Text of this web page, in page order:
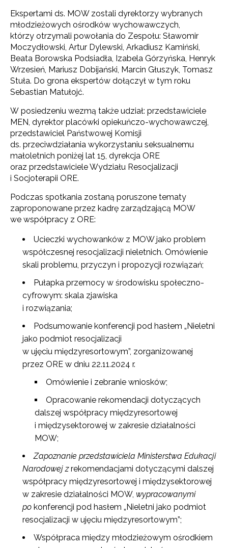
Ekspertami ds. MOW zostali dyrektorzy wybranych
młodzieżowych ośrodków wychowawczych,
którzy otrzymali powołania do Zespołu: Sławomir
Moczydłowski, Artur Dylewski, Arkadiusz Kamiński,
Beata Borowska Podsiadła, Izabela Górzyńska, Henryk
Wrzesień, Mariusz Dobijański, Marcin Głuszyk, Tomasz
Stuła. Do grona ekspertów dołączył w tym roku
Sebastian Matułojć.
W posiedzeniu wezmą także udział: przedstawiciele
MEN, dyrektor placówki opiekuńczo-wychowawczej,
przedstawiciel Państwowej Komisji
ds. przeciwdziałania wykorzystaniu seksualnemu
małoletnich poniżej lat 15, dyrekcja ORE
oraz przedstawiciele Wydziału Resocjalizacji
i Socjoterapii ORE.
Podczas spotkania zostaną poruszone tematy
zaproponowane przez kadrę zarządzającą MOW
we współpracy z ORE:
Ucieczki wychowanków z MOW jako problem
współczesnej resocjalizacji nieletnich. Omówienie
skali problemu, przyczyn i propozycji rozwiązań;
Pułapka przemocy w środowisku społeczno-
cyfrowym: skala zjawiska
i rozwiązania;
Podsumowanie konferencji pod hasłem „Nieletni
jako podmiot resocjalizacji
w ujęciu międzyresortowym”, zorganizowanej
przez ORE w dniu 22.11.2024 r.
Omówienie i zebranie wniosków;
Opracowanie rekomendacji dotyczących
dalszej współpracy międzyresortowej
i międzysektorowej w zakresie działalności
MOW;
Zapoznanie przedstawiciela Ministerstwa Edukacji
Narodowej zrekomendacjami dotyczącymi dalszej
współpracy międzyresortowej i międzysektorowej
w zakresie działalności MOW, wypracowanymi
po konferencji pod hasłem „Nieletni jako podmiot
resocjalizacji w ujęciu międzyresortowym”;
Współpraca między młodzieżowym ośrodkiem